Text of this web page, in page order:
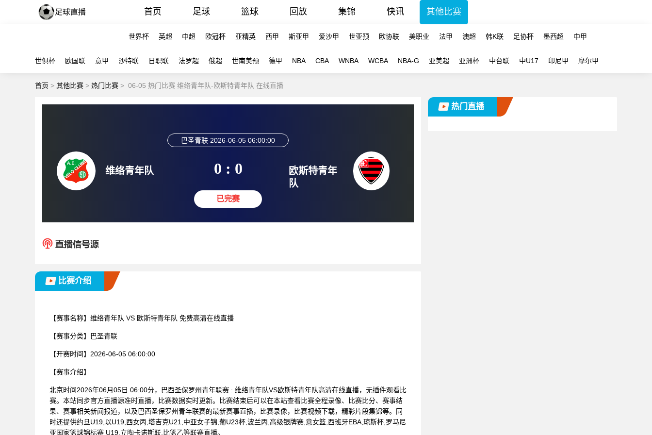
首页 足球 篮球 回放 集锦 快讯 其他比赛
世界杯 英超 中超 欧冠杯 亚精英 西甲 斯亚甲 爱沙甲 世亚预 欧协联 美职业 法甲 澳超 韩K联 足协杯 墨西超 中甲
世俱杯 欧国联 意甲 沙特联 日职联 法罗超 俄超 世南美预 德甲 NBA CBA WNBA WCBA NBA-G 亚美超 亚洲杯 中台联 中U17 印尼甲 摩尔甲
首页 > 其他比赛 > 热门比赛 > 06-05 热门比赛 维络青年队-欧斯特青年队 在线直播
维络青年队
巴圣青联 2026-06-05 06:00:00
0 : 0
已完赛
欧斯特青年
队
比赛介绍
【赛事名称】 维络青年队 VS 欧斯特青年队 免费高清在线直播
【赛事分类】 巴圣青联
【开赛时间】 2026-06-05 06:00:00
【赛事介绍】
北京时间2026年06月05日 06:00分，巴西圣保罗州青年联赛 : 维络青年队VS欧斯特青年队高清在线直播，无插件观看比
赛。本站同步官方直播源准时直播，比赛数据实时更新。比赛结束后可以在本站查看比赛全程录像、比赛比分、赛事结
果、赛事相关新闻报道，以及巴西圣保罗州青年联赛的最新赛事直播，比赛录像，比赛视频下载，精彩片段集锦等。同
时还提供约旦U19,以U19,西女丙,塔吉克U21,中亚女子锦,葡U23杯,波兰丙,高级银牌赛,意女篮,西班牙EBA,琼斯杯,罗马尼
亚国家篮球锦标赛 U19,立陶卡诺斯联,比篮乙等联赛直播。
热门直播